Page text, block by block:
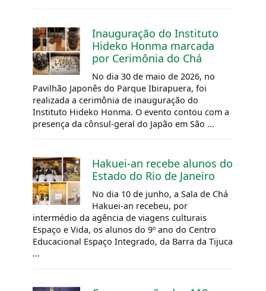
Inauguração do Instituto
Hideko Honma marcada
por Cerimônia do Chá
No dia 30 de maio de 2026, no
Pavilhão Japonês do Parque Ibirapuera, foi
realizada a cerimônia de inauguração do
Instituto Hideko Honma. O evento contou com a
presença da cônsul-geral do Japão em São ...
Hakuei-an recebe alunos do
Estado do Rio de Janeiro
No dia 10 de junho, a Sala de Chá
Hakuei-an recebeu, por
intermédio da agência de viagens culturais
Espaço e Vida, os alunos do 9º ano do Centro
Educacional Espaço Integrado, da Barra da Tijuca
...